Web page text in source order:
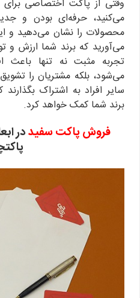
وقتی از پاکت اختصاصی برای
می‌کنید، حرفه‌ای بودن و
محصولات را نشان می‌دهید و
می‌آورید که برند شما ارزش و
تجربه مثبت نه تنها باعث
می‌شود، بلکه مشتریان را
سایر افراد به اشتراک
برند شما کمک خواهد کرد.
فروش پاکت سفیددر